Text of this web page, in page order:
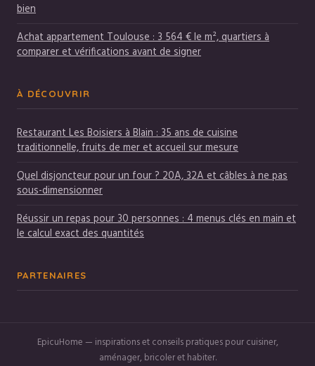
bien
Achat appartement Toulouse : 3 564 € le m², quartiers à
comparer et vérifications avant de signer
À DÉCOUVRIR
Restaurant Les Boisiers à Blain : 35 ans de cuisine
traditionnelle, fruits de mer et accueil sur mesure
Quel disjoncteur pour un four ? 20A, 32A et câbles à ne pas
sous-dimensionner
Réussir un repas pour 30 personnes : 4 menus clés en main et
le calcul exact des quantités
PARTENAIRES
EpicuHome — inspirations et conseils pratiques pour cuisiner,
aménager, bricoler et habiter.